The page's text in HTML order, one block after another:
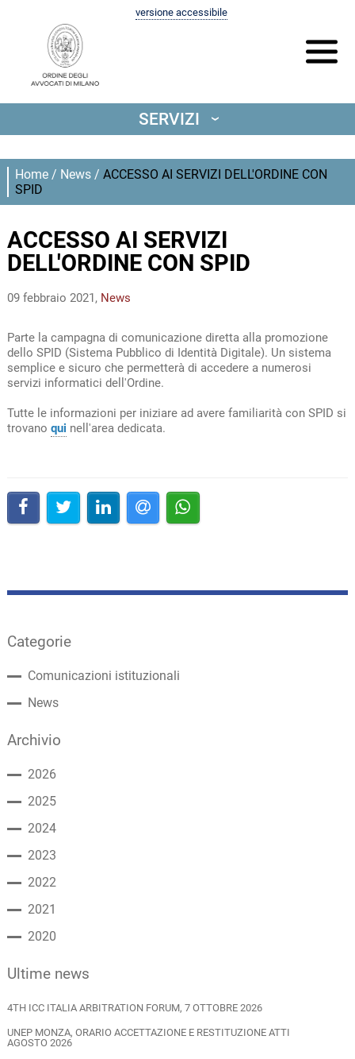
versione accessibile
SERVIZI ‹
Home/ News/ ACCESSO AI SERVIZI DELL'ORDINE CON
SPID
ACCESSO AI SERVIZI
DELL'ORDINE CON SPID
09 febbraio 2021, News
Parte la campagna di comunicazione diretta alla promozione
dello SPID (Sistema Pubblico di Identità Digitale). Un sistema
semplice e sicuro che permetterà di accedere a numerosi
servizi informatici dell'Ordine.
Tutte le informazioni per iniziare ad avere familiarità con SPID si
trovano qui nell'area dedicata.
Categorie
Comunicazioni istituzionali
News
Archivio
2026
2025
2024
2023
2022
2021
2020
Ultime news
4TH ICC ITALIA ARBITRATION FORUM, 7 OTTOBRE 2026
UNEP MONZA, ORARIO ACCETTAZIONE E RESTITUZIONE ATTI
AGOSTO 2026